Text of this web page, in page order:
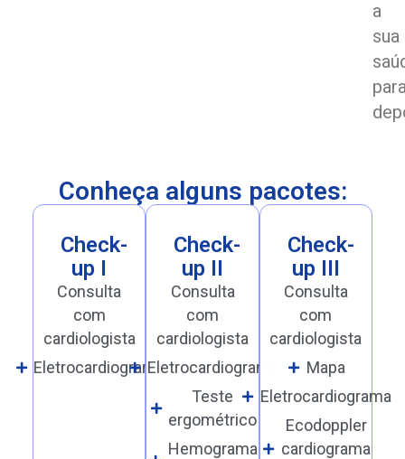
a
sua
Conheça alguns pacotes:
Check-
up I
Consulta
com
cardiologista
Eletrocardiograma
Check-
up II
Consulta
com
cardiologista
Eletrocardiograma
Teste
ergométrico
Hemograma
Check-
up III
Consulta
com
cardiologista
Mapa
Eletrocardiograma
Ecodoppler
cardiograma